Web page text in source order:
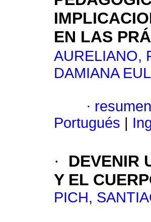
EN LAS
AURELIANO,
DAMIANA
·
Portugués
·
DEVENIR
Y EL
PICH,